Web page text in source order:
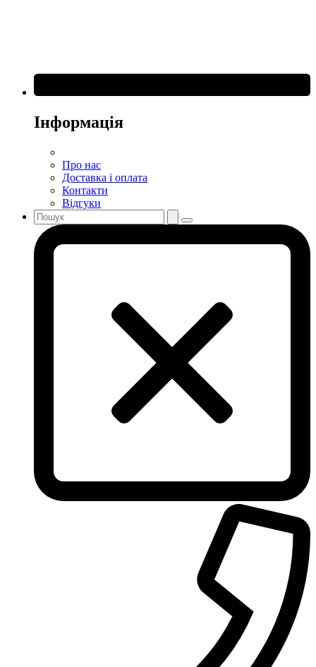
Інформація
Про нас
Доставка і оплата
Контакти
Відгуки